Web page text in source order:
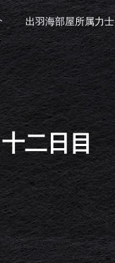
出羽海部屋所属力士
二日目